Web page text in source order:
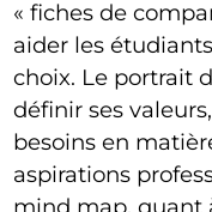
« fiches de
aider les
choix. Le portrait
définir ses
besoins en
aspirations